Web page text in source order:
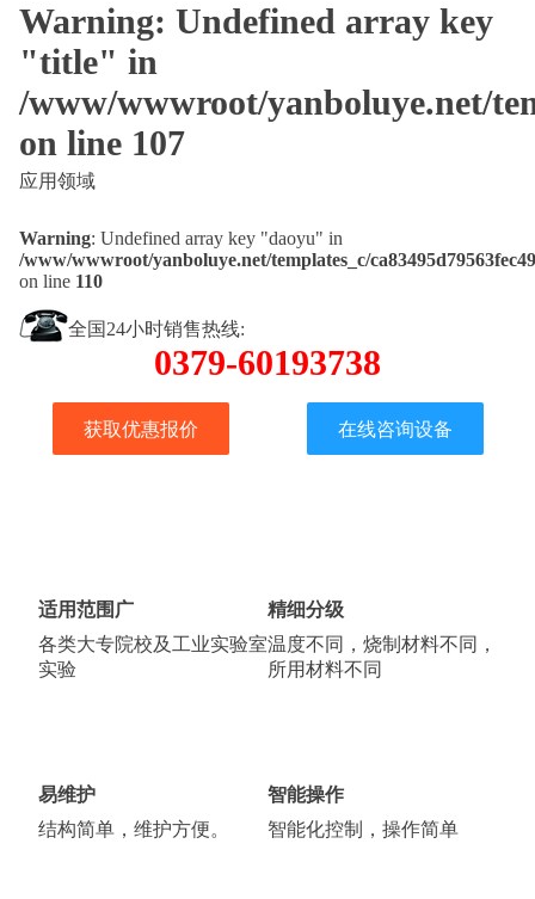
Warning: Undefined array key
"title" in
/www/wwwroot/yanboluye.net/
on line 107
应用领域
Warning: Undefined array key "daoyu" in
/www/wwwroot/yanboluye.net/templates_c/
on line 110
全国24小时销售热线:
0379-60193738
获取优惠报价 在线咨询设备
适用范围广
各类大专院校及工业实验室
实验
精细分级
温度不同，烧制材料不同，
所用材料不同
易维护
结构简单，维护方便。
智能操作
智能化控制，操作简单